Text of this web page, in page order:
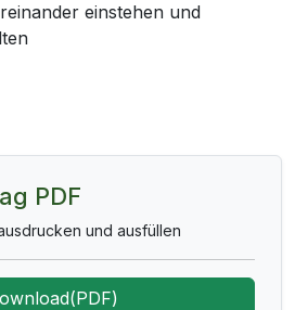
einstehen und
PDF
und ausfüllen